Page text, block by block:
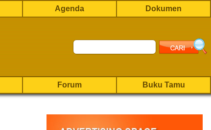
Agenda Dokumen
Forum Buku Tamu